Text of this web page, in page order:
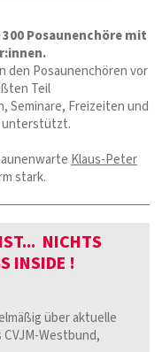
300 Posaunenchöre mit
den Posaunenchören vor
Teil
Seminare, Freizeiten und
unterstützt.
Klaus-Peter
stark.
NICHTS
INSIDE !
über aktuelle
Westbund,